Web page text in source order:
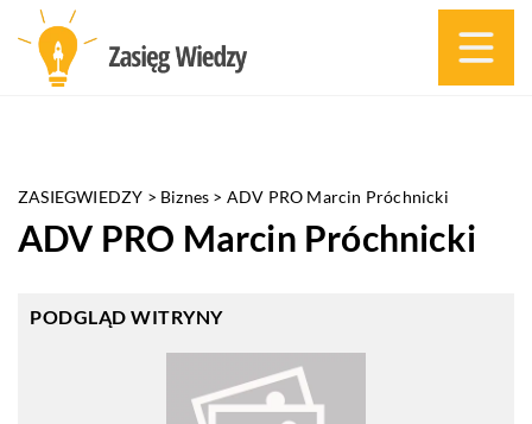
ZASIEGWIEDZY > Biznes > ADV PRO Marcin Próchnicki
ADV PRO Marcin Próchnicki
PODGLĄD WITRYNY